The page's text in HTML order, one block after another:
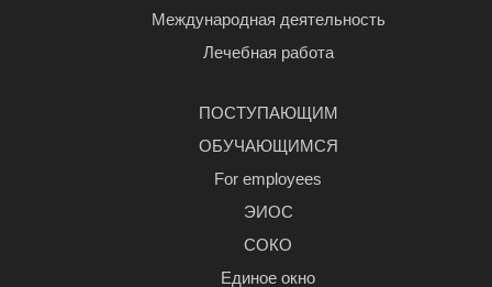
Международная деятельность
Лечебная работа
ПОСТУПАЮЩИМ
ОБУЧАЮЩИМСЯ
For employees
ЭИОС
СОКО
Единое окно